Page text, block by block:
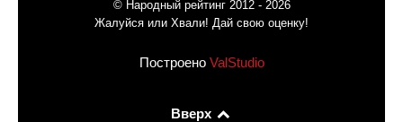
© Народный рейтинг 2012 - 2026
Жалуйся или Хвали! Дай свою оценку!
Построено ValStudio
Вверх